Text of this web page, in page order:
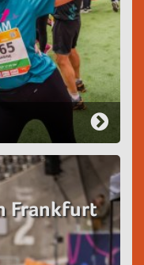
Frankfurt